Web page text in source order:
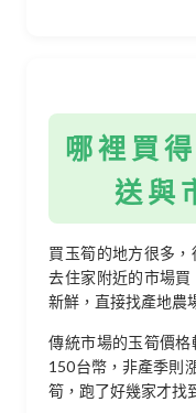
哪裡買
送與
買玉筍的地方很多
去住家附近的市場
新鮮，直接找產地農
傳統市場的玉筍價
150台幣，非產季則
筍，跑了好幾家才找